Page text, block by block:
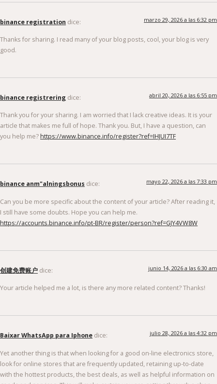
binance registration dice: marzo 29, 2026 a las 6:32 pm
Thanks for sharing. I read many of your blog posts, cool, your blog is very
good.
binance registrering dice: abril 20, 2026 a las 6:55 pm
Thank you for your sharing. I am worried that I lack creative ideas. It is your
article that makes me full of hope. Thank you. But, I have a question, can
you help me?https://www.binance.info/register?ref=IHJUI7TF
binance anm"alningsbonus dice: mayo 22, 2026 a las 7:33 pm
Can you be more specific about the content of your article? After reading it,
I still have some doubts. Hope you can help me.
https://accounts.binance.info/pt-BR/register/person?ref=GJY4VW8W
创建免费账户 dice: junio 14, 2026 a las 6:30 am
Your article helped me a lot, is there any more related content? Thanks!
Baixar WhatsApp para Iphone dice: julio 28, 2026 a las 4:32 pm
Yet another thing is that when looking for a good on-line electronics store,
look for online stores that are frequently updated, retaining up-to-date
with the hottest products, the best deals, as well as helpful information on